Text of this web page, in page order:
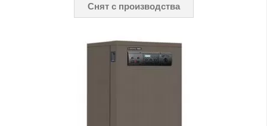
Снят с производства